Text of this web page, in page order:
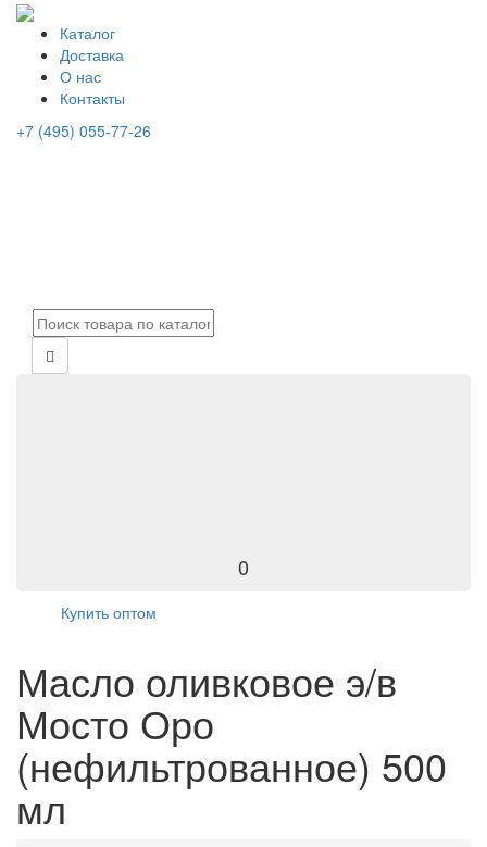
Каталог
Доставка
О нас
Контакты
+7 (495) 055-77-26
0
Купить оптом
Масло оливковое э/в
Мосто Оро
(нефильтрованное) 500
мл